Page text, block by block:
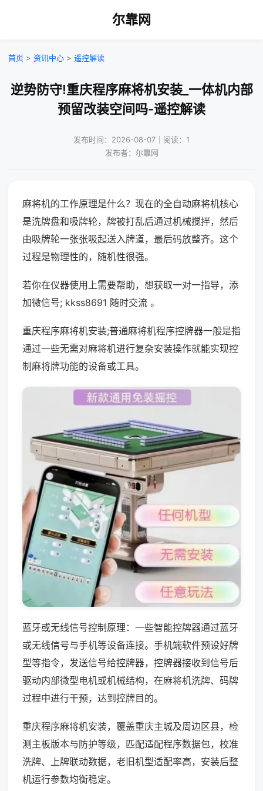
尔靠网
首页 > 资讯中心 > 遥控解读
逆势防守!重庆程序麻将机安装_一体机内部
预留改装空间吗-遥控解读
发布时间：2026-08-07｜阅读：1
发布者：尔靠网
麻将机的工作原理是什么？现在的全自动麻将机核心
是洗牌盘和吸牌轮，牌被打乱后通过机械搅拌，然后
由吸牌轮一张张吸起送入牌道，最后码放整齐。这个
过程是物理性的，随机性很强。
若你在仪器使用上需要帮助，想获取一对一指导，添
加微信号; kkss8691 随时交流 。
重庆程序麻将机安装;普通麻将机程序控牌器一般是指
通过一些无需对麻将机进行复杂安装操作就能实现控
制麻将牌功能的设备或工具。
蓝牙或无线信号控制原理：一些智能控牌器通过蓝牙
或无线信号与手机等设备连接。手机端软件预设好牌
型等指令，发送信号给控牌器，控牌器接收到信号后
驱动内部微型电机或机械结构，在麻将机洗牌、码牌
过程中进行干预，达到控牌目的。
重庆程序麻将机安装，覆盖重庆主城及周边区县，检
测主板版本与防护等级，匹配适配程序数据包，校准
洗牌、上牌联动数据，老旧机型适配率高，安装后整
机运行参数均衡稳定。